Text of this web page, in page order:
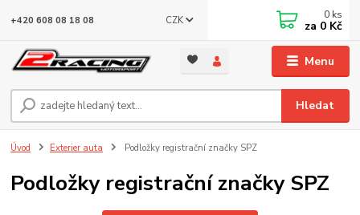
Menu
CZK
Hledat
+420 608 08 18 08 0 ks
za 0 Kč
Úvod Exterier auta Podložky registrační značky SPZ
Podložky registrační značky SPZ